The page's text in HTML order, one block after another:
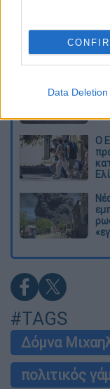
Data Deletion
Ο
#TAGS
Δόμνα
πολιτικός